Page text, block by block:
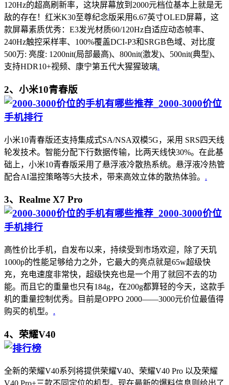
120Hz的超高刷新率，这块屏幕放到2000元档位基本上就是无
敌的存在！红米K30至尊纪念版采用6.67英寸OLED屏幕，这
款屏幕素质优秀：E3发光材质60/120Hz自适应动态帧率、
240Hz触控采样率、100%覆盖DCI-P3和SRGB色域、对比度
500万: 亮度: 1200nit(局部最高)、800nit(激发)、500nit(典型)、
支持HDR10+视频、康宁第五代大猩猩玻璃.
2、小米10青春版
小米10青春版还支持集成式SA/NSA双模5G，采用 SRS四天线
轮发技术。智能分配下行数据传输，比两天线快30%。在此基
础上，小米10青春版采用了悬浮液冷散热系统。悬浮液冷热管
配合AI温控策略等5大技术，带来高效立体的散热体验。 .
3、Realme X7 Pro
高性价比手机，自发布以来，持续受到市场欢迎，除了天玑
1000p的性能足够给力之外，它最大的亮点就是65w超级快
充，充电速度非常快，超级快充也是一个用了就回不去的功
能。而且它的重量也只有184g，在200g都算轻的今天，这款手
机的重量控制优秀。目前是OPPO 2000——3000元价位最值得
购买的机型。 .
4、荣耀V40
全新的荣耀V40系列将提供荣耀V40、荣耀V40 Pro 以及荣耀
V40 Pro+三款不同定位的机型。现在最新的爆料信息则给出了